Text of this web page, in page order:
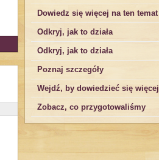
Dowiedz się więcej na ten temat
Odkryj, jak to działa
Odkryj, jak to działa
Poznaj szczegóły
Wejdź, by dowiedzieć się więcej
Zobacz, co przygotowaliśmy